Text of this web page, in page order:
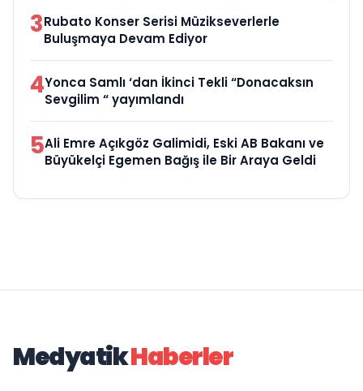
3Rubato Konser Serisi Müzikseverlerle
Buluşmaya Devam Ediyor
4Yonca Samlı ‘dan İkinci Tekli “Donacaksın
Sevgilim “ yayımlandı
5Ali Emre Açıkgöz Galimidi, Eski AB Bakanı ve
Büyükelçi Egemen Bağış ile Bir Araya Geldi
MedyatikHaberler